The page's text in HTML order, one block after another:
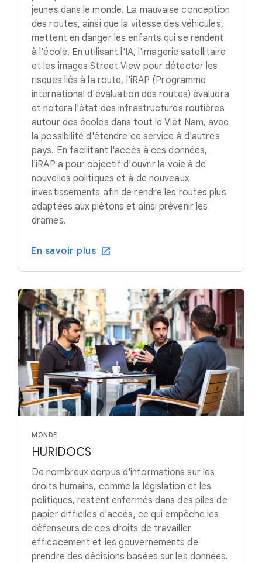
jeunes dans le monde. La mauvaise conception
des routes, ainsi que la vitesse des véhicules,
mettent en danger les enfants qui se rendent
à l'école. En utilisant l'IA, l'imagerie satellitaire
et les images Street View pour détecter les
risques liés à la route, l'iRAP (Programme
international d'évaluation des routes) évaluera
et notera l'état des infrastructures routières
autour des écoles dans tout le Viêt Nam, avec
la possibilité d'étendre ce service à d'autres
pays. En facilitant l'accès à ces données,
l'iRAP a pour objectif d'ouvrir la voie à de
nouvelles politiques et à de nouveaux
investissements afin de rendre les routes plus
adaptées aux piétons et ainsi prévenir les
drames.
En savoir plus
MONDE
HURIDOCS
De nombreux corpus d'informations sur les
droits humains, comme la législation et les
politiques, restent enfermés dans des piles de
papier difficiles d'accès, ce qui empêche les
défenseurs de ces droits de travailler
efficacement et les gouvernements de
prendre des décisions basées sur les données.